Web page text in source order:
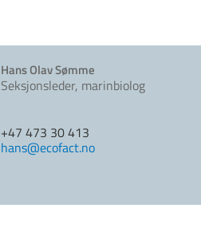
Hans Olav Sømme
Seksjonsleder, marinbiolog
+47 473 30 413
hans@ecofact.no